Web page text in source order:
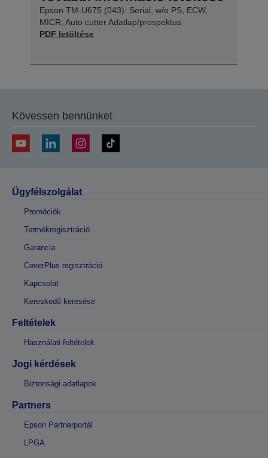
Epson TM-U675 (043): Serial, w/o PS, ECW,
MICR, Auto cutter Adatlap/prospektus
PDF letöltése
Kövessen bennünket
Ügyfélszolgálat
Promóciók
Termékregisztráció
Garancia
CoverPlus regisztráció
Kapcsolat
Kereskedő keresése
Feltételek
Használati feltételek
Jogi kérdések
Biztonsági adatlapok
Partners
Epson Partnerportál
LPGA